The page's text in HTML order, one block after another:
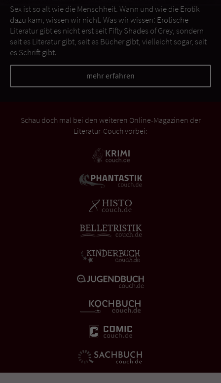
Sex ist so alt wie die Menschheit. Wann und wie die Erotik
dazu kam, wissen wir nicht. Was wir wissen: Erotische
Literatur gibt es nicht erst seit Fifty Shades of Grey, sondern
seit es Literatur gibt, seit es Bücher gibt, vielleicht sogar, seit
es Schrift gibt.
mehr erfahren
Schau doch mal bei den weiteren Online-Magazinen der
Literatur-Couch vorbei: